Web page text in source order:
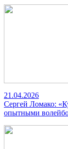
21.04.2026
Сергей Ломако:
опытными